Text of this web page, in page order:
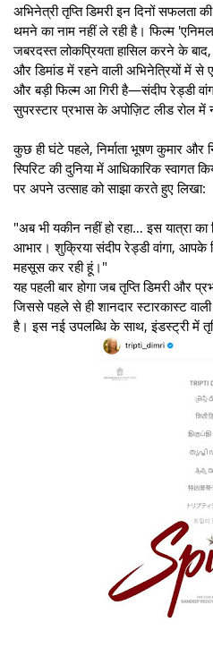
अभिनेत्री तृप्ति डिमरी इन दिनों सफलता
थमने का नाम नहीं ले रही है। फिल्म
जबरदस्त लोकप्रियता हासिल करने के बाद,
और डिमांड में रहने वाली अभिनेत्रियों में
और बड़ी फिल्म आ गिरी है—संदीप रेड्डी
सुपरस्टार प्रभास के अपोज़िट लीड रोल
कुछ ही घंटे पहले, निर्माता भूषण कुमार और
स्पिरिट की दुनिया में आधिकारिक स्वागत
पर अपने उत्साह को साझा करते हुए लिखा:
"अब भी यकीन नहीं हो रहा… इस यात्रा
आभार। शुक्रिया संदीप रेड्डी वांगा, आपके
महसूस कर रही हूं।"
यह पहली बार होगा जब तृप्ति डिमरी और
जिससे पहले से ही शानदार स्टारकास्ट
है। इस नई उपलब्धि के साथ, इंडस्ट्री में